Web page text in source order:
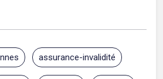
assurance-invalidité